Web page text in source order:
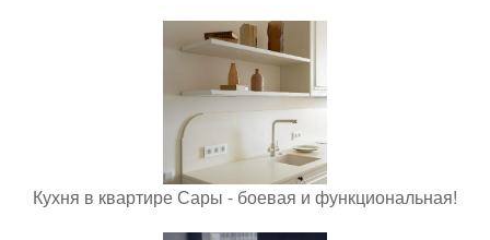
Кухня в квартире Сары - боевая и функциональная!